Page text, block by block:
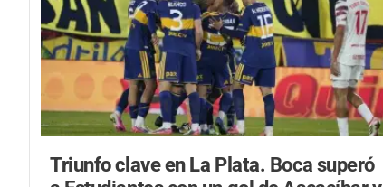
Triunfo clave en La Plata. Boca superó